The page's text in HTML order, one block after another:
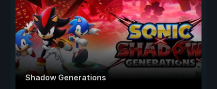
Shadow Generations